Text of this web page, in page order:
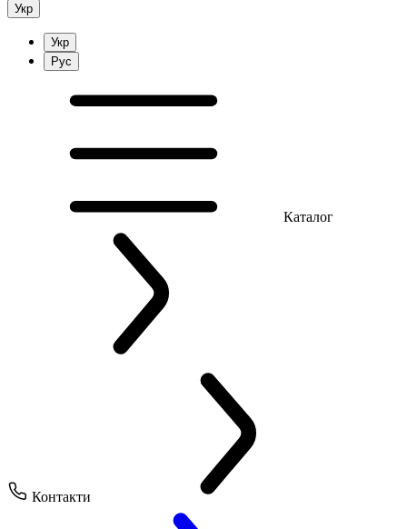
Укр
Укр
Рус
Каталог
Контакти